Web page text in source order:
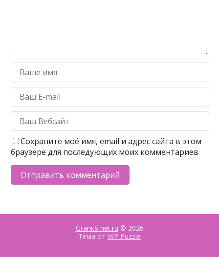
Сохраните моё имя, email и адрес сайта в этом
браузере для последующих моих комментариев
Granits net.ru © 2026
Тема от WP Puzzle